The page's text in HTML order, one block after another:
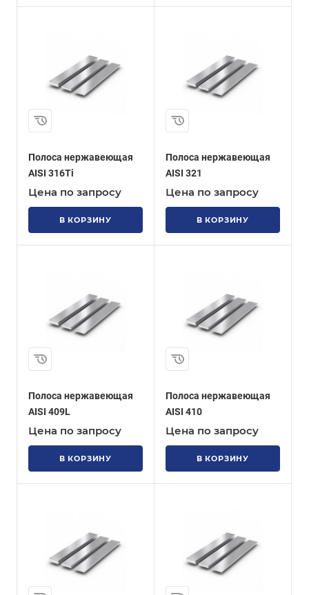
Полоса нержавеющая
AISI 316Ti
Цена по запросу
В КОРЗИНУ
Полоса нержавеющая
AISI 321
Цена по запросу
В КОРЗИНУ
Полоса нержавеющая
AISI 409L
Цена по запросу
В КОРЗИНУ
Полоса нержавеющая
AISI 410
Цена по запросу
В КОРЗИНУ